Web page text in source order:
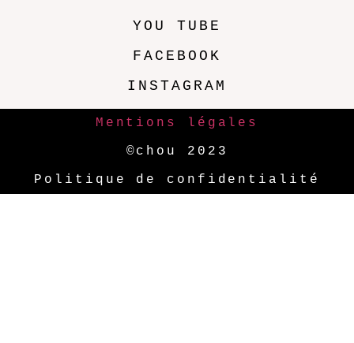
YOU TUBE
FACEBOOK
INSTAGRAM
Mentions légales
©chou 2023
Politique de confidentialité